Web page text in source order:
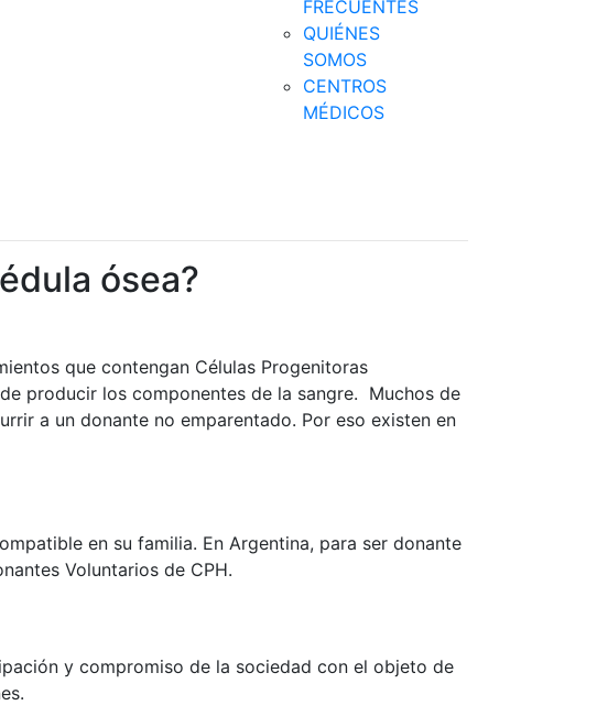
FRECUENTES
QUIÉNES
SOMOS
CENTROS
MÉDICOS
ósea?
que contengan Células Progenitoras
producir los componentes de la sangre. Muchos de
a un donante no emparentado. Por eso existen en
en su familia. En Argentina, para ser donante
Voluntarios de CPH.
y compromiso de la sociedad con el objeto de